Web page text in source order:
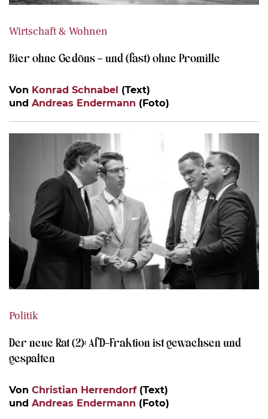
Wirtschaft & Wohnen
Bier ohne Gedöns – und (fast) ohne Promille
Von Konrad Schnabel (Text)
und Andreas Endermann (Foto)
Politik
Der neue Rat (2): AfD-Fraktion ist gewachsen und
gespalten
Von Christian Herrendorf(Text)
und Andreas Endermann (Foto)